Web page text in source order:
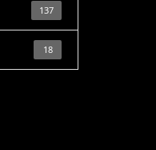
137
18